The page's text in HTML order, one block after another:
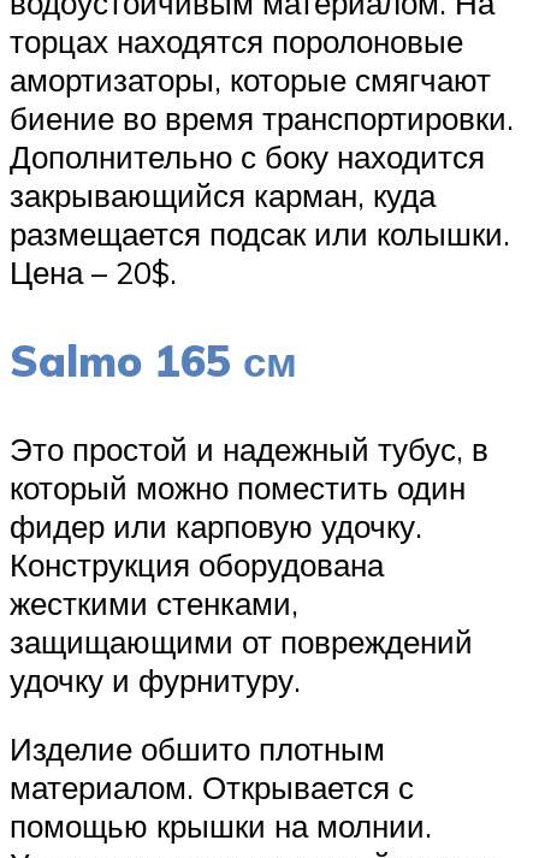
торцах находятся поролоновые
амортизаторы, которые смягчают
биение во время транспортировки.
Дополнительно с боку находится
закрывающийся карман, куда
размещается подсак или колышки.
Цена – 20$.
Salmo 165 см
Это простой и надежный тубус, в
который можно поместить один
фидер или карповую удочку.
Конструкция оборудована
жесткими стенками,
защищающими от повреждений
удочку и фурнитуру.
Изделие обшито плотным
материалом. Открывается с
помощью крышки на молнии.